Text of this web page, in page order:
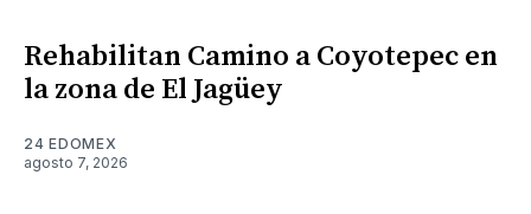
Rehabilitan Camino a Coyotepec en
la zona de El Jagüey
24 EDOMEX
agosto 7, 2026